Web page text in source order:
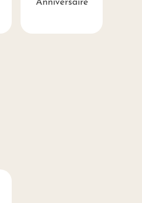
Anniversaire